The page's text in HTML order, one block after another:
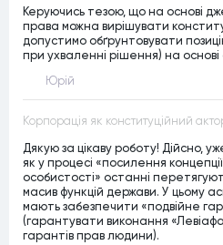
Керуючись тезою, що на основі
права можна вирішувати
допустимо обґрунтовувати
при ухваленні рішення) на основі
Юрій
Корпорація як конституційний
Дякую за цікаву роботу! Дійсно,
як у процесі «посилення
особистості» останні
масив функцій держави. У цьому
мають забезпечити «подвійне
(гарантувати виконання
гарантів прав людини).